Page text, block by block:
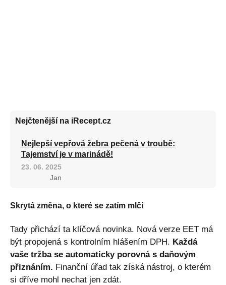
Nejčtenější na iRecept.cz
Nejlepší vepřová žebra pečená v troubě:
Tajemství je v marinádě!
23. 06. 2025
Jan
Skrytá změna, o které se zatím mlčí
Tady přichází ta klíčová novinka. Nová verze EET má
být propojená s kontrolním hlášením DPH. Každá
vaše tržba se automaticky porovná s daňovým
přiznáním. Finanční úřad tak získá nástroj, o kterém
si dříve mohl nechat jen zdát.